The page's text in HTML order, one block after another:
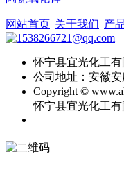
网站首页| 关于我们| 产
怀宁县宜光化工有
公司地址：安徽
Copyright ©
怀宁县宜光化工